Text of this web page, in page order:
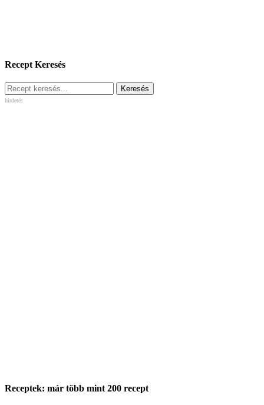
Recept Keresés
hirdetés
Receptek: már több mint 200 recept